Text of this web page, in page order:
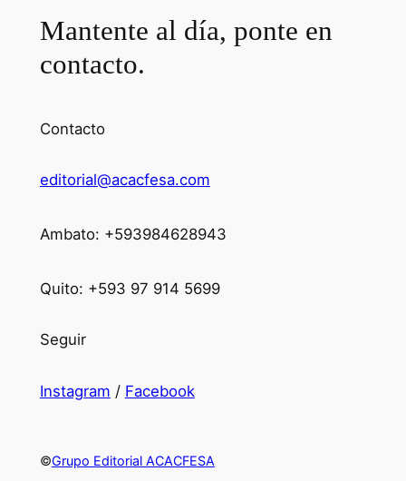
Mantente al día, ponte en
contacto.
Contacto
editorial@acacfesa.com
Ambato: +593984628943
Quito: +593 97 914 5699
Seguir
Instagram / Facebook
©Grupo Editorial ACACFESA